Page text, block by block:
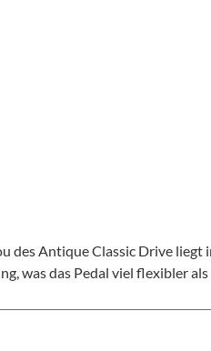
des Antique Classic Drive
was das Pedal viel flexibler